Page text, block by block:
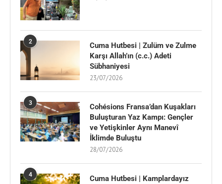
2
Cuma Hutbesi | Zulüm ve Zulme
Karşı Allah’ın (c.c.) Adeti
Sübhaniyesi
23/07/2026
3
Cohésions Fransa’dan Kuşakları
Buluşturan Yaz Kampı: Gençler
ve Yetişkinler Aynı Manevî
İklimde Buluştu
28/07/2026
4 Cuma Hutbesi | Kamplardayız